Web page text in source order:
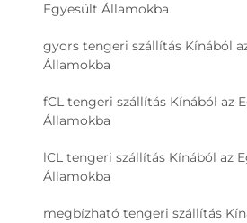
Egyesült Államokba
gyors tengeri szállítás Kínából
Államokba
fCL tengeri szállítás Kínából az
Államokba
lCL tengeri szállítás Kínából az
Államokba
megbízható tengeri szállítás